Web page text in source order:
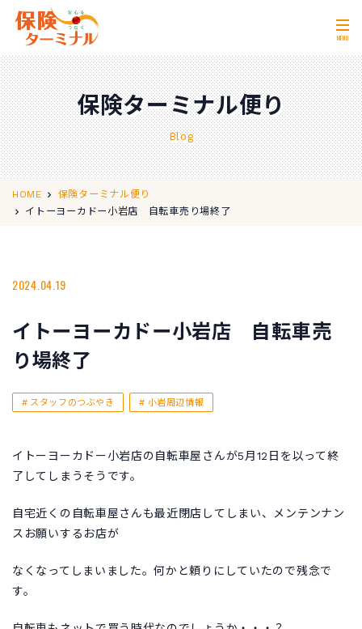
MENU
ホーム Home
私たちの強み Our Strength
無料相談 Consultation
取扱保険会社 Insurance Companies
0120-11-2287 営業時間 10:00〜18:00
保険ターミナル便り
Blog
HOME
保険ターミナル便り
イトーヨーカドー小岩店 自転車売り場終了
2024.04.19
イトーヨーカドー小岩店 自転車売
り場終了
スタッフのつぶやき 小岩周辺情報
イトーヨーカドー小岩店の自転車屋さんが5月12日を以って終
了してしまうそうです。
自宅近くの自転車屋さんも最近閉店してしまい、メンテンナン
スお願いするお店が
なくなってしまいました。何かと頼りにしていたので残念で
す。